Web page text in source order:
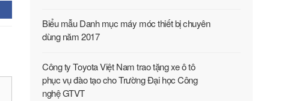
Biểu mẫu Danh mục máy móc thiết bị chuyên
dùng năm 2017
Công ty Toyota Việt Nam trao tặng xe ô tô
phục vụ đào tạo cho Trường Đại học Công
nghệ GTVT